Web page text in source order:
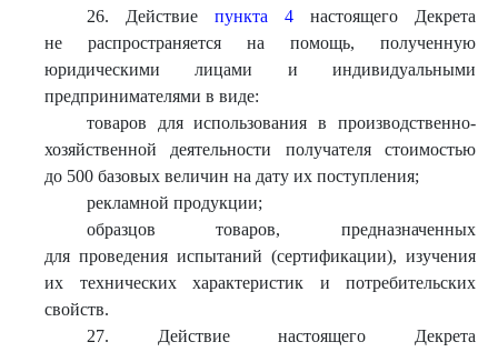
26. Действие пункта 4настоящего Декрета
не распространяется на помощь, полученную
юридическими лицами и индивидуальными
предпринимателями в виде:
товаров для использования в производственно-
хозяйственной деятельности получателя стоимостью
до 500 базовых величин на дату их поступления;
рекламной продукции;
образцов товаров, предназначенных
для проведения испытаний (сертификации), изучения
их технических характеристик и потребительских
свойств.
27. Действие настоящего Декрета